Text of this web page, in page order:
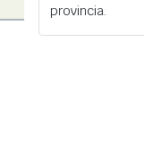
provincia.